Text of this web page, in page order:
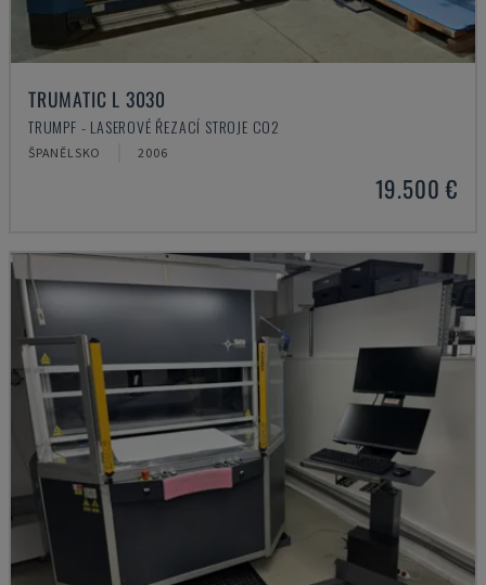
TRUMATIC L 3030
TRUMPF - LASEROVÉ ŘEZACÍ STROJE CO2
ŠPANĚLSKO 2006
19.500 €